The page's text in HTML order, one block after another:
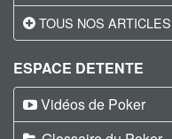
TOUS NOS ARTICLES
ESPACE DETENTE
Vidéos de Poker